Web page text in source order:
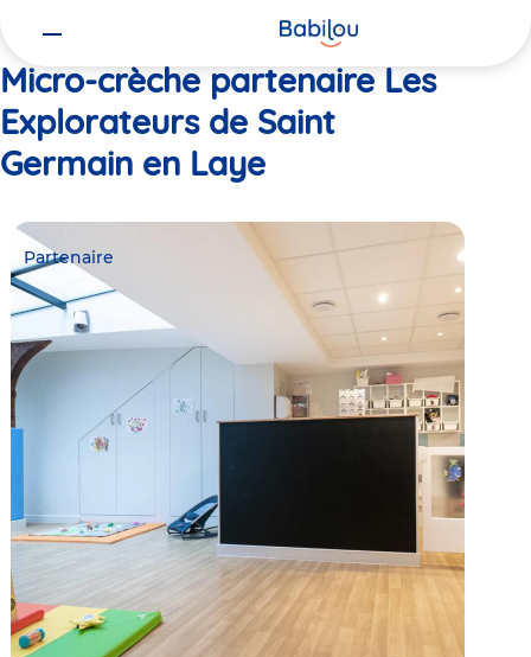
Micro-crèche partenaire Les
Explorateurs de Saint
Germain en Laye
Partenaire